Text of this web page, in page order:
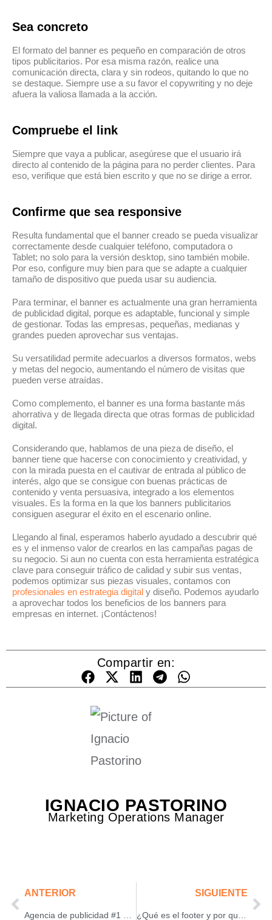
Sea concreto
El formato del banner es pequeño en comparación de otros
tipos publicitarios. Por esa misma razón, realice una
comunicación directa, clara y sin rodeos, quitando lo que no
se destaque. Siempre use a su favor el copywriting y no deje
afuera la valiosa llamada a la acción.
Compruebe el link
Siempre que vaya a publicar, asegúrese que el usuario irá
directo al contenido de la página para no perder clientes. Para
eso, verifique que está bien escrito y que no se dirige a error.
Confirme que sea responsive
Resulta fundamental que el banner creado se pueda visualizar
correctamente desde cualquier teléfono, computadora o
Tablet; no solo para la versión desktop, sino también mobile.
Por eso, configure muy bien para que se adapte a cualquier
tamaño de dispositivo que pueda usar su audiencia.
Para terminar, el banner es actualmente una gran herramienta
de publicidad digital, porque es adaptable, funcional y simple
de gestionar. Todas las empresas, pequeñas, medianas y
grandes pueden aprovechar sus ventajas.
Su versatilidad permite adecuarlos a diversos formatos, webs
y metas del negocio, aumentando el número de visitas que
pueden verse atraídas.
Como complemento, el banner es una forma bastante más
ahorrativa y de llegada directa que otras formas de publicidad
digital.
Considerando que, hablamos de una pieza de diseño, el
banner tiene que hacerse con conocimiento y creatividad, y
con la mirada puesta en el cautivar de entrada al público de
interés, algo que se consigue con buenas prácticas de
contenido y venta persuasiva, integrado a los elementos
visuales. Es la forma en la que los banners publicitarios
consiguen asegurar el éxito en el escenario online.
Llegando al final, esperamos haberlo ayudado a descubrir qué
es y el inmenso valor de crearlos en las campañas pagas de
su negocio. Si aun no cuenta con esta herramienta estratégica
clave para conseguir tráfico de calidad y subir sus ventas,
podemos optimizar sus piezas visuales, contamos con
profesionales en estrategia digital y diseño. Podemos ayudarlo
a aprovechar todos los beneficios de los banners para
empresas en internet. ¡Contáctenos!
Compartir en:
IGNACIO PASTORINO
Marketing Operations Manager
ANTERIOR SIGUIENTE